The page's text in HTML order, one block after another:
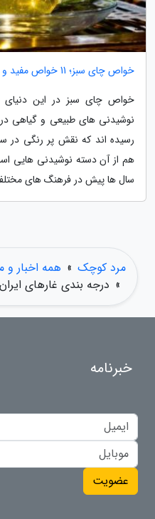
خواص چای سبز؛ 11 خواص مفید و کاربردی
خواص چای سبز در این
نوشیدنی های طبیعی و گیاهی
رسیده اند که نقش پر رنگی در
هم از آن دسته نوشیدنی هایی
سال ها پیش در فرهنگ های
مرد کوچک » همه اخبار و
» درجه بندی غارهای ایران
خبرنامه
عضویت